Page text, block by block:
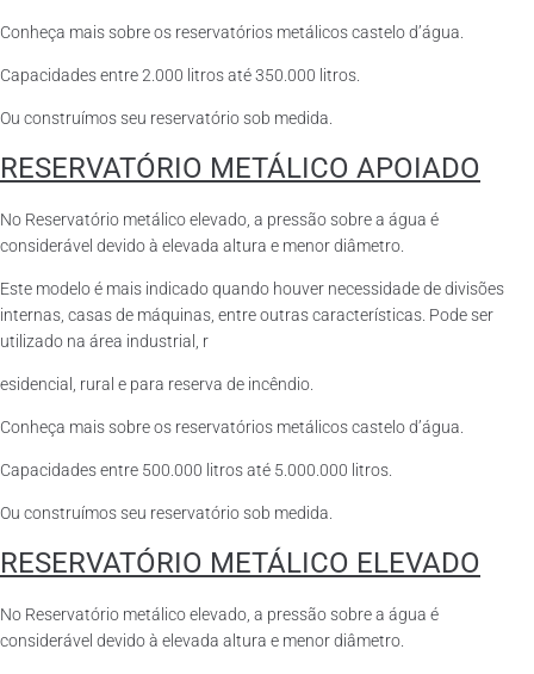
Conheça mais sobre os reservatórios metálicos castelo d’água.
Capacidades entre 2.000 litros até 350.000 litros.
Ou construímos seu reservatório sob medida.
RESERVATÓRIO METÁLICO APOIADO
No Reservatório metálico elevado, a pressão sobre a água é
considerável devido à elevada altura e menor diâmetro.
Este modelo é mais indicado quando houver necessidade de divisões
internas, casas de máquinas, entre outras características. Pode ser
utilizado na área industrial, r
esidencial, rural e para reserva de incêndio.
Conheça mais sobre os reservatórios metálicos castelo d’água.
Capacidades entre 500.000 litros até 5.000.000 litros.
Ou construímos seu reservatório sob medida.
RESERVATÓRIO METÁLICO ELEVADO
No Reservatório metálico elevado, a pressão sobre a água é
considerável devido à elevada altura e menor diâmetro.